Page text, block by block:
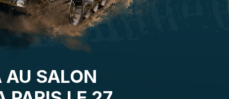
AU SALON